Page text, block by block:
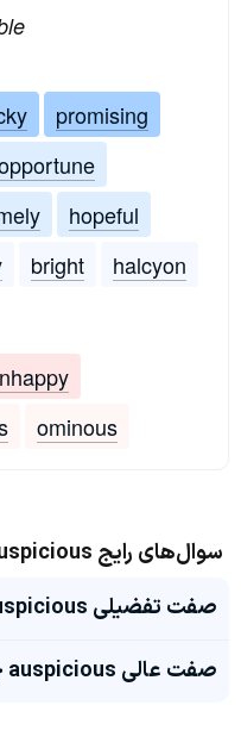
promising
hopeful
bright halcyon
ominous
سوال‌های رایج auspicious
صفت تفضیلی auspicious چی میشه؟
صفت عالی auspicious چی میشه؟